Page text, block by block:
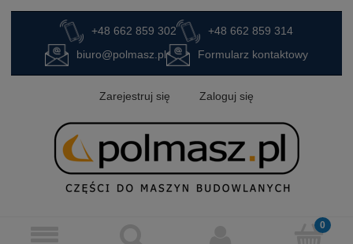
+48 662 859 302
+48 662 859 314
biuro@polmasz.pl
Formularz kontaktowy
Zarejestruj się Zaloguj się